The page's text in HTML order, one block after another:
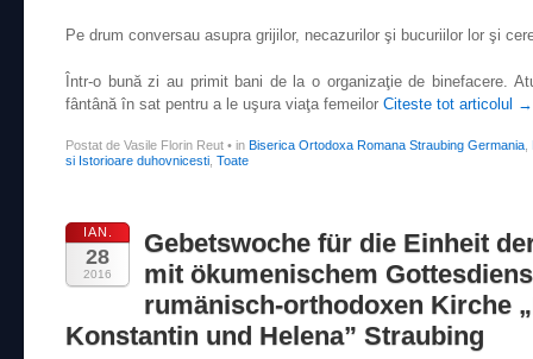
Pe drum conversau asupra grijilor, necazurilor şi bucuriilor lor şi
Într-o bună zi au primit bani de la o organizaţie de binefacere.
fântână în sat pentru a le uşura viaţa femeilor Citeste tot articolul →
Postat de Vasile Florin Reut • in Biserica Ortodoxa Romana Straubing Germania
si Istorioare duhovnicesti Toate
IAN.
28
2016
Gebetswoche für die Einheit
mit ökumenischem
rumänisch-orthodoxen Kirche
Konstantin und Helena” Straubing